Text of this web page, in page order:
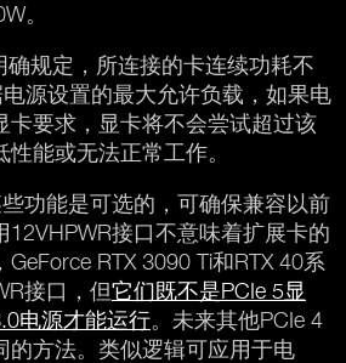
。
确规定，所连接的卡连续功耗不
源设置的最大允许负载，如果电
卡要求，显卡将不会尝试超过该
能或无法正常工作。
功能是可选的，可确保兼容以前
12VHPWR接口不意味着扩展卡的
RTX 3090 Ti和RTX 40系
接口，但它们既不是PCIe 5显
电源才能运行。未来其他PCIe 4
的方法。类似逻辑可应用于电